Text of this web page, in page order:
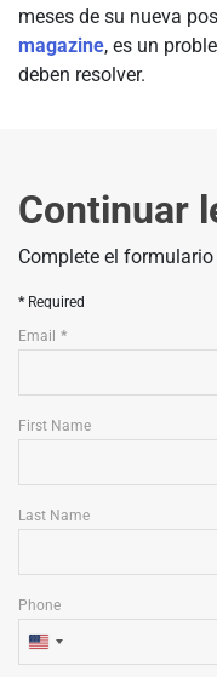
meses de su nueva
magazine, es un
deben resolver.
Continuar
Complete el
Required
Email
First Name
Last Name
U
Phone